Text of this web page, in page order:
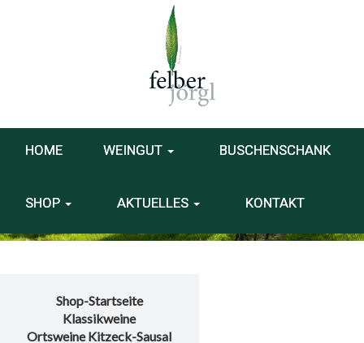
HOME WEINGUT BUSCHENSCHANK
SHOP AKTUELLES KONTAKT
Shop-Startseite
Klassikweine
Ortsweine Kitzeck-Sausal